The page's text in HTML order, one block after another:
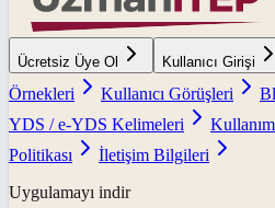
Ücretsiz Üye Ol Kullanıcı Girişi
Örnekleri
Kullanıcı Görüşleri
YDS / e-YDS Kelimeleri
Politikası
İletişim Bilgileri
Uygulamayı indir